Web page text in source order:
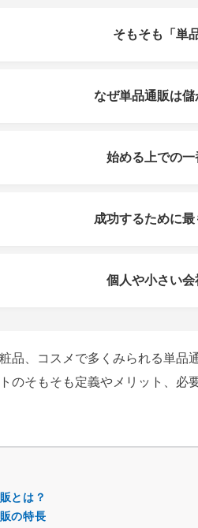
そもそも「単
なぜ単品通販は
始める上での
成功するために
個人や小さい
品、コスメで多くみられる単品
のそもそも定義やメリット、必
とは？
の特長